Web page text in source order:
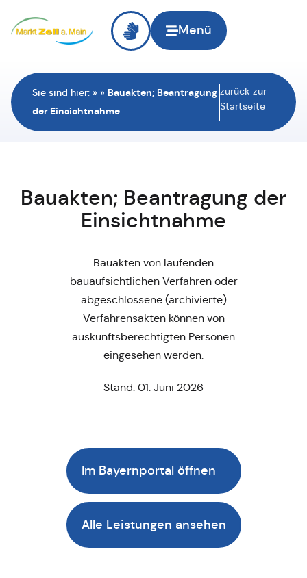
Menü
Sie sind hier: » » Bauakten; Beantragung
der Einsichtnahme
zurück zur
Startseite
Bauakten; Beantragung der
Einsichtnahme
Bauakten von laufenden
bauaufsichtlichen Verfahren oder
abgeschlossene (archivierte)
Verfahrensakten können von
auskunftsberechtigten Personen
eingesehen werden.
Stand: 01. Juni 2026
Im Bayernportal öffnen
Alle Leistungen ansehen